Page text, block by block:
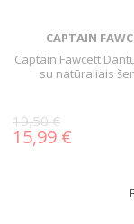
CAPTAIN
Captain Fawcett
su natūraliais
19,50 €
15,99 €